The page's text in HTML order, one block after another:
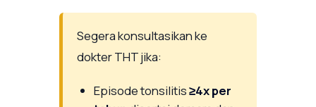
Segera konsultasikan ke
dokter THT jika:
Episode tonsilitis≥4x per